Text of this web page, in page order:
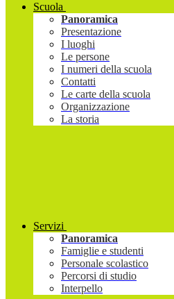
Scuola
Panoramica
Presentazione
I luoghi
Le persone
I numeri della scuola
Contatti
Le carte della scuola
Organizzazione
La storia
Servizi
Panoramica
Famiglie e studenti
Personale scolastico
Percorsi di studio
Interpello